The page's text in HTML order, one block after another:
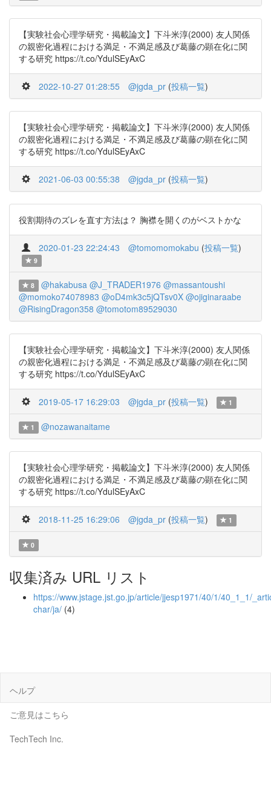
【実験社会心理学研究・掲載論文】下斗米淳(2000) 友人関係
の親密化過程における満足・不満足感及び葛藤の顕在化に関
する研究 https://t.co/YdulSEyAxC
2022-10-27 01:28:55 @jgda_pr (投稿一覧)
【実験社会心理学研究・掲載論文】下斗米淳(2000) 友人関係
の親密化過程における満足・不満足感及び葛藤の顕在化に関
する研究 https://t.co/YdulSEyAxC
2021-06-03 00:55:38 @jgda_pr (投稿一覧)
役割期待のズレを直す方法は？ 胸襟を開くのがベストかな
2020-01-23 22:24:43 @tomomomokabu (投稿一覧)
9
8 @hakabusa @J_TRADER1976 @massantoushi
@momoko74078983 @oD4mk3c5jQTsv0X @ojiginaraabe
@RisingDragon358 @tomotom89529030
【実験社会心理学研究・掲載論文】下斗米淳(2000) 友人関係
の親密化過程における満足・不満足感及び葛藤の顕在化に関
する研究 https://t.co/YdulSEyAxC
2019-05-17 16:29:03 @jgda_pr (投稿一覧) 1
1 @nozawanaitame
【実験社会心理学研究・掲載論文】下斗米淳(2000) 友人関係
の親密化過程における満足・不満足感及び葛藤の顕在化に関
する研究 https://t.co/YdulSEyAxC
2018-11-25 16:29:06 @jgda_pr (投稿一覧) 1
0
収集済み URL リスト
https://www.jstage.jst.go.jp/article/jjesp1971/40/1/40_1_1/
char/ja/ (4)
ヘルプ
ご意見はこちら
TechTech Inc.